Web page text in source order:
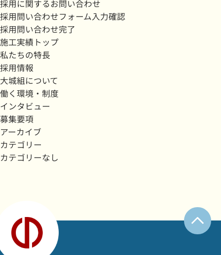
採用に関するお問い合わせ
採用問い合わせフォーム入力確認
採用問い合わせ完了
施工実績トップ
私たちの特長
採用情報
大城組について
働く環境・制度
インタビュー
募集要項
アーカイブ
カテゴリー
カテゴリーなし